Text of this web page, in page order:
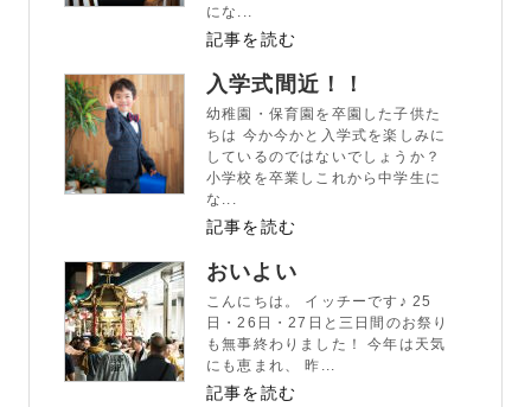
にな...
記事を読む
入学式間近！！
幼稚園・保育園を卒園した子供た
ちは 今か今かと入学式を楽しみに
しているのではないでしょうか？
小学校を卒業しこれから中学生に
な...
記事を読む
おいよい
こんにちは。 イッチーです♪ 25
日・26日・27日と三日間のお祭り
も無事終わりました！ 今年は天気
にも恵まれ、 昨...
記事を読む